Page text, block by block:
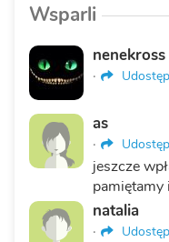
Wsparli
nenekross
·
as
·
jeszcze
natalia
·